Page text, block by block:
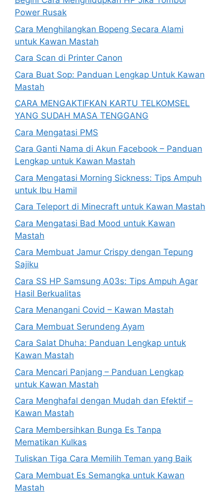
Power Rusak
Cara Menghilangkan Bopeng Secara Alami
untuk Kawan Mastah
Cara Scan di Printer Canon
Cara Buat Sop: Panduan Lengkap Untuk Kawan
Mastah
CARA MENGAKTIFKAN KARTU TELKOMSEL
YANG SUDAH MASA TENGGANG
Cara Mengatasi PMS
Cara Ganti Nama di Akun Facebook – Panduan
Lengkap untuk Kawan Mastah
Cara Mengatasi Morning Sickness: Tips Ampuh
untuk Ibu Hamil
Cara Teleport di Minecraft untuk Kawan Mastah
Cara Mengatasi Bad Mood untuk Kawan
Mastah
Cara Membuat Jamur Crispy dengan Tepung
Sajiku
Cara SS HP Samsung A03s: Tips Ampuh Agar
Hasil Berkualitas
Cara Menangani Covid – Kawan Mastah
Cara Membuat Serundeng Ayam
Cara Salat Dhuha: Panduan Lengkap untuk
Kawan Mastah
Cara Mencari Panjang – Panduan Lengkap
untuk Kawan Mastah
Cara Menghafal dengan Mudah dan Efektif –
Kawan Mastah
Cara Membersihkan Bunga Es Tanpa
Mematikan Kulkas
Tuliskan Tiga Cara Memilih Teman yang Baik
Cara Membuat Es Semangka untuk Kawan
Mastah